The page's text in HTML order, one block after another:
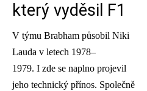
který vyděsil F1
V týmu Brabham působil Niki
Lauda v letech 1978–
1979. I zde se naplno projevil
jeho technický přínos. Společně